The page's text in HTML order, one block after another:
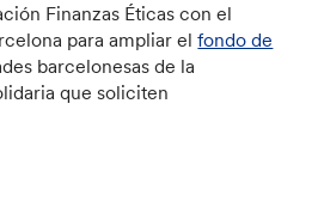
Finanzas Éticas con el
para ampliar elfondo de
barcelonesas de la
que soliciten